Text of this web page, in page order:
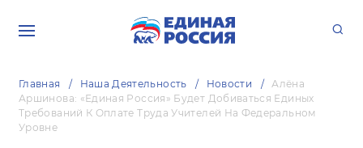
Главная Наша Деятельность Новости
Алёна
Аршинова: «Единая Россия» Будет Добиваться Единых
Требований К Оплате Труда Учителей На Федеральном
Уровне